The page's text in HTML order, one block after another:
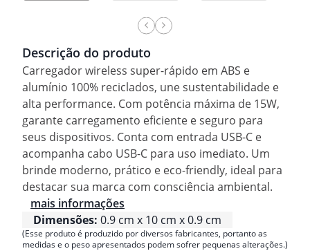
Descrição do produto
Carregador wireless super-rápido em ABS e
alumínio 100% reciclados, une sustentabilidade e
alta performance. Com potência máxima de 15W,
garante carregamento eficiente e seguro para
seus dispositivos. Conta com entrada USB-C e
acompanha cabo USB-C para uso imediato. Um
brinde moderno, prático e eco-friendly, ideal para
destacar sua marca com consciência ambiental.
mais informações
Dimensões: 0.9 cm x 10 cm x 0.9 cm
(Esse produto é produzido por diversos fabricantes, portanto as
medidas e o peso apresentados podem sofrer pequenas alterações.)